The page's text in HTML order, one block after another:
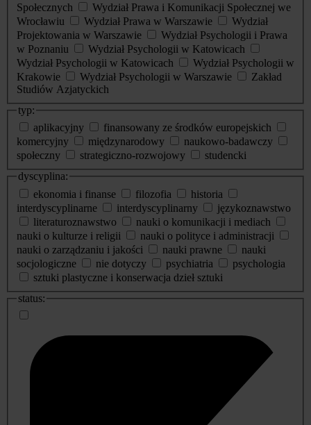
Społecznych
Wydział Prawa i Komunikacji Społecznej we
Wrocławiu
Wydział Prawa w Warszawie
Wydział
Projektowania w Warszawie
Wydział Psychologii i Prawa
w Poznaniu
Wydział Psychologii w Katowicach
Wydział Psychologii w Katowicach
Wydział Psychologii w
Krakowie
Wydział Psychologii w Warszawie
Zakład
Studiów Azjatyckich
typ:
aplikacyjny
finansowany ze środków europejskich
komercyjny
międzynarodowy
naukowo-badawczy
społeczny
strategiczno-rozwojowy
studencki
dyscyplina:
ekonomia i finanse
filozofia
historia
interdyscyplinarne
interdyscyplinarny
językoznawstwo
literaturoznawstwo
nauki o komunikacji i mediach
nauki o kulturze i religii
nauki o polityce i administracji
nauki o zarządzaniu i jakości
nauki prawne
nauki
socjologiczne
nie dotyczy psychiatria
psychologia
sztuki plastyczne i konserwacja dzieł sztuki
status: